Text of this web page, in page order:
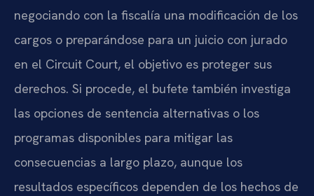
negociando con la fiscalía una modificación de los
cargos o preparándose para un juicio con jurado
en el Circuit Court, el objetivo es proteger sus
derechos. Si procede, el bufete también investiga
las opciones de sentencia alternativas o los
programas disponibles para mitigar las
consecuencias a largo plazo, aunque los
resultados específicos dependen de los hechos de